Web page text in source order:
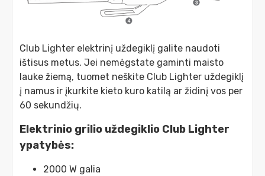
Club Lighter elektrinį uždegiklį galite naudoti
ištisus metus. Jei nemėgstate gaminti maisto
lauke žiemą, tuomet neškite Club Lighter uždegiklį
į namus ir įkurkite kieto kuro katilą ar židinį vos per
60 sekundžių.
Elektrinio grilio uždegiklio Club Lighter
ypatybės:
2000 W galia